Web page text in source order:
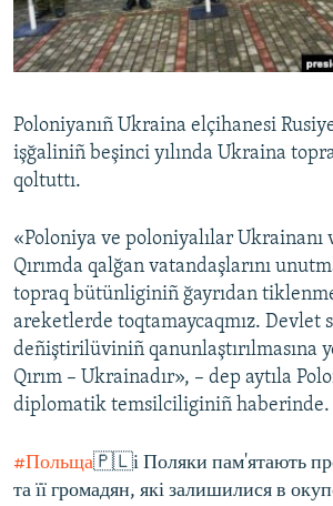
Русский
Українською
QOŞULIÑIZ!
RFE/RS bütün saytları
Poloniyanıñ Ukraina elçihanesi
işğaliniñ beşinci yılında Ukraina
qoltuttı.
«Poloniya ve poloniyalılar Ukrainanı
Qırımda qalğan vatandaşlarını
topraq bütünliginiñ ğayrıdan
areketlerde toqtamaycaqmız. Devlet
deñiştirilüviniñ qanunlaştırılmasına
Qırım – Ukrainadır», – dep aytıla
diplomatik temsilciliginiñ haberinde.
#Польща🇵🇱і Поляки пам'ятають
та її громадян, які залишилися в